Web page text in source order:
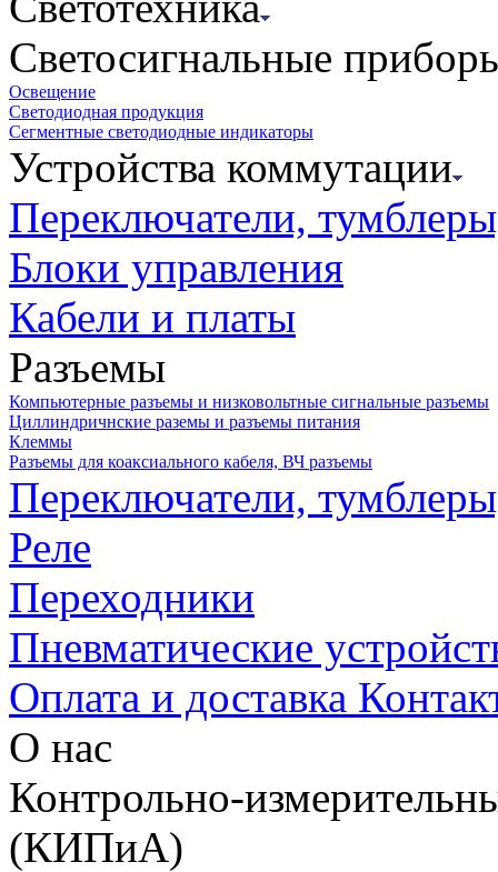
Светосигнальные
Освещение
Светодиодная продукция
Сегментные светодиодные индикаторы
Устройства коммутации
Переключатели,
Блоки управления
Кабели и платы
Разъемы
Компьютерные разъемы и низковольтные сигнальные разъемы
Циллиндричнские раземы и разъемы питания
Клеммы
Разъемы для коаксиального кабеля, ВЧ разъемы
Переключатели,
Реле
Переходники
Пневматические
Оплата и доставка
О нас
Контрольно-
(КИПиА)